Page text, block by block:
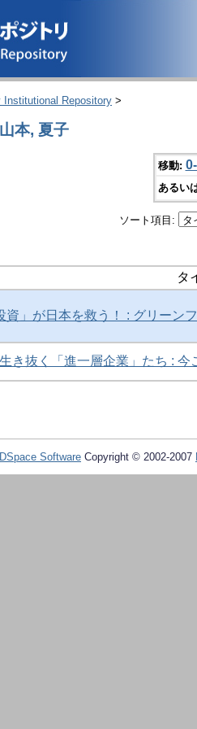
Repository >
本, 夏子
移動:
あるい
ソート項目:
タ
資」が日本を救う！ : グリーン
き抜く「進一層企業」たち :
DSpace Software Copyright © 2002-2007